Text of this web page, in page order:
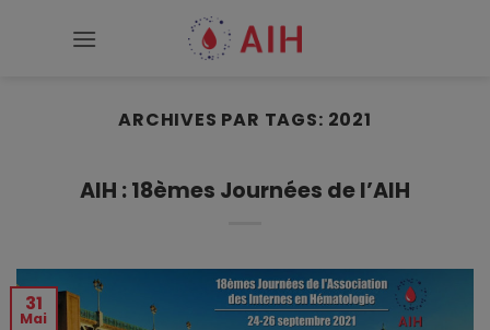
ARCHIVES PAR TAGS: 2021
AIH : 18èmes Journées de l’AIH
31
Mai